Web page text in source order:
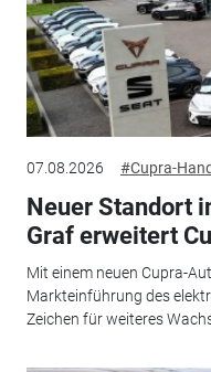
07.08.2026 #Cupra-
Neuer Standort
Graf erweitert
Mit einem neuen Cupra-
Markteinführung des
Zeichen für weiteres